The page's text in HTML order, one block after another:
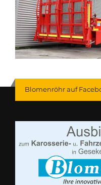
Blomenröhr auf